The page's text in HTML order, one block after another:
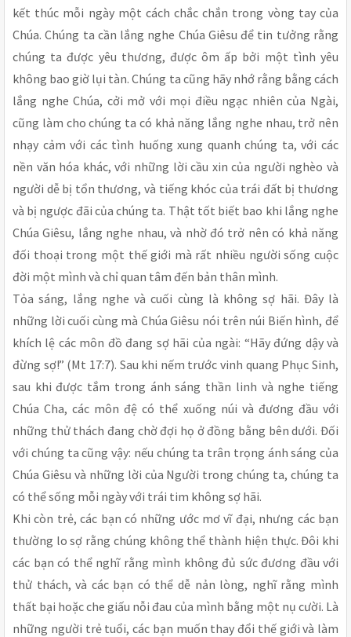
kết thúc mỗi ngày một cách chắc chắn trong vòng tay của
Chúa. Chúng ta cần lắng nghe Chúa Giêsu để tin tưởng rằng
chúng ta được yêu thương, được ôm ấp bởi một tình yêu
không bao giờ lụi tàn. Chúng ta cũng hãy nhớ rằng bằng cách
lắng nghe Chúa, cởi mở với mọi điều ngạc nhiên của Ngài,
cũng làm cho chúng ta có khả năng lắng nghe nhau, trở nên
nhạy cảm với các tình huống xung quanh chúng ta, với các
nền văn hóa khác, với những lời cầu xin của người nghèo và
người dễ bị tổn thương, và tiếng khóc của trái đất bị thương
và bị ngược đãi của chúng ta. Thật tốt biết bao khi lắng nghe
Chúa Giêsu, lắng nghe nhau, và nhờ đó trở nên có khả năng
đối thoại trong một thế giới mà rất nhiều người sống cuộc
đời một mình và chỉ quan tâm đến bản thân mình.
Tỏa sáng, lắng nghe và cuối cùng là không sợ hãi. Đây là
những lời cuối cùng mà Chúa Giêsu nói trên núi Biến hình, để
khích lệ các môn đồ đang sợ hãi của ngài: “Hãy đứng dậy và
đừng sợ!” (Mt 17:7). Sau khi nếm trước vinh quang Phục Sinh,
sau khi được tắm trong ánh sáng thần linh và nghe tiếng
Chúa Cha, các môn đệ có thể xuống núi và đương đầu với
những thử thách đang chờ đợi họ ở đồng bằng bên dưới. Đối
với chúng ta cũng vậy: nếu chúng ta trân trọng ánh sáng của
Chúa Giêsu và những lời của Người trong chúng ta, chúng ta
có thể sống mỗi ngày với trái tim không sợ hãi.
Khi còn trẻ, các bạn có những ước mơ vĩ đại, nhưng các bạn
thường lo sợ rằng chúng không thể thành hiện thực. Đôi khi
các bạn có thể nghĩ rằng mình không đủ sức đương đầu với
thử thách, và các bạn có thể dễ nản lòng, nghĩ rằng mình
thất bại hoặc che giấu nỗi đau của mình bằng một nụ cười. Là
những người trẻ tuổi, các bạn muốn thay đổi thế giới và làm